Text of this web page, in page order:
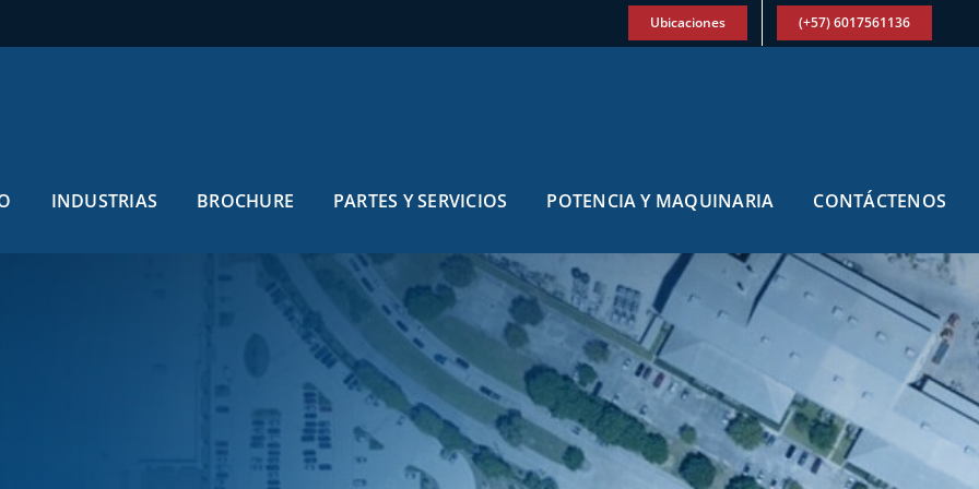
Ubicaciones (+57) 6017561136
INDUSTRIAS BROCHURE PARTES Y SERVICIOS POTENCIA Y MAQUINARIA CONTÁCTENOS